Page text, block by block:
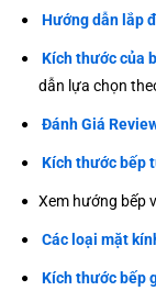
Hướng dẫn lắp
Kích thước của
dẫn lựa chọn
Đánh Giá
Kích thước bếp
Xem hướng bếp
Các loại mặt
Kích thước bếp